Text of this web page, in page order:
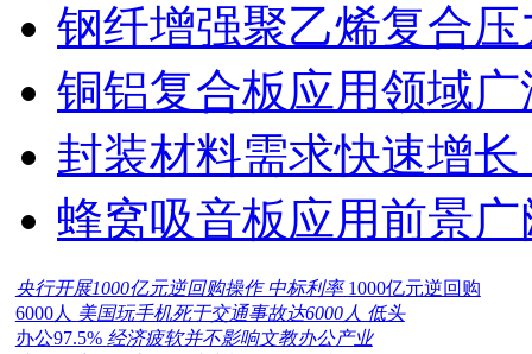
钢纤增强聚乙烯复合
铜铝复合板应用领域
封装材料需求快速增
蜂窝吸音板应用前景
央行开展1000亿元逆回购操作 中标利率 1000亿元逆回购
6000人 美国玩手机死于交通事故达6000人 低头
办公97.5% 经济疲软并不影响文教办公产业